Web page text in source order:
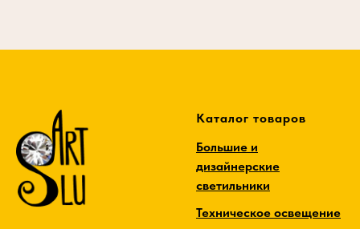
Каталог товаров
Большие и
дизайнерские
светильники
Техническое освещение